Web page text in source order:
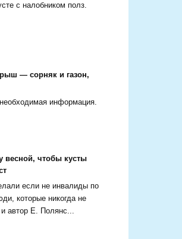
с налобником полз.
— сорняк и газон,
информация.
весной, чтобы кусты
если не инвалиды по
которые никогда не
автор Е. Полянс...